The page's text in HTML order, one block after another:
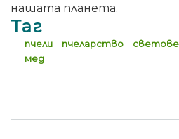
нашата планета.
Таг
пчели пчеларство
мед